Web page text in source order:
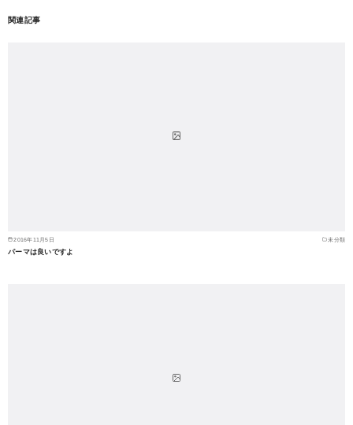
関連記事
2016年11月5日 未分類
パーマは良いですよ